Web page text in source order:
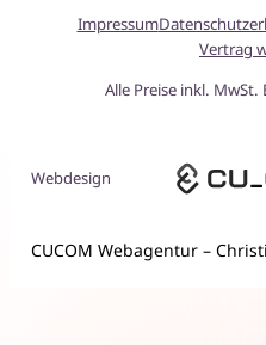
Impressum
Vertrag
Alle Preise inkl. MwSt.
Webdesign
CUCOM Webagentur –